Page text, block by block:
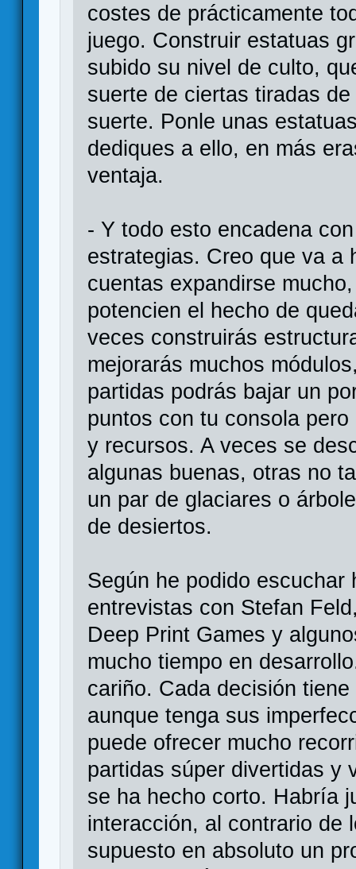
costes de prácticamente
juego. Construir estatuas
subido su nivel de culto,
suerte de ciertas tiradas
suerte. Ponle unas
dediques a ello, en más
ventaja.
- Y todo esto encadena
estrategias. Creo que va a
cuentas expandirse
potencien el hecho de
veces construirás
mejorarás muchos
partidas podrás bajar un
puntos con tu consola
y recursos. A veces se
algunas buenas, otras no
un par de glaciares o
de desiertos.
Según he podido
entrevistas con Stefan
Deep Print Games y
mucho tiempo en
cariño. Cada decisión
aunque tenga sus
puede ofrecer mucho
partidas súper divertidas y
se ha hecho corto. Habría
interacción, al contrario de
supuesto en absoluto un